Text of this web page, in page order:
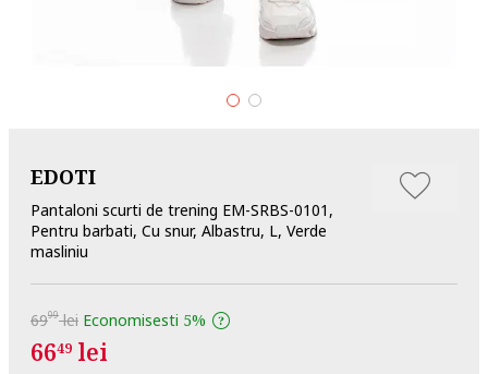
EDOTI
Pantaloni scurti de trening EM-SRBS-0101,
Pentru barbati, Cu snur, Albastru, L, Verde
masliniu
6999lei Economisesti 5%
6649 lei